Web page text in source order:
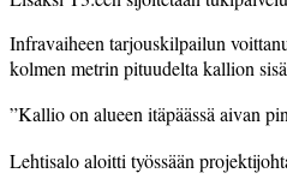
Infravaiheen tarjouskilpailun
kolmen metrin pituudelta kallion
”Kallio on alueen itäpäässä aivan
Lehtisalo aloitti työssään